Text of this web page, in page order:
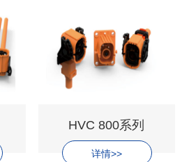
HVC 800系列
详情>>